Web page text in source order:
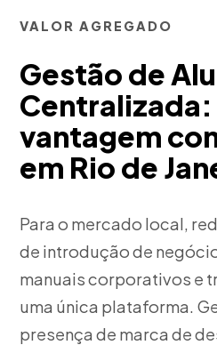
VALOR AGREGADO
Gestão de
Centralizada:
vantagem
em Rio de
Para o mercado local,
de introdução de
manuais corporativos e
uma única plataforma.
presença de marca de